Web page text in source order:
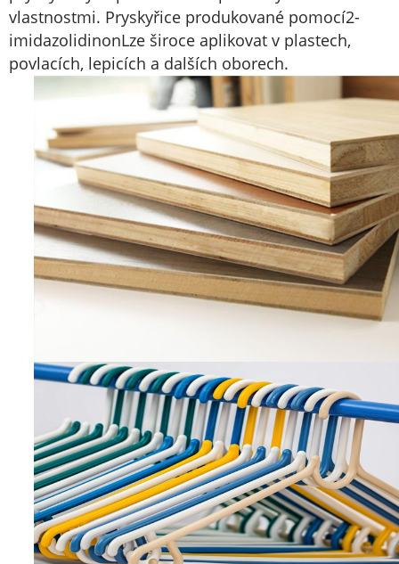
vlastnostmi. Pryskyřice produkované pomocí2-
imidazolidinonLze široce aplikovat v plastech,
povlacích, lepicích a dalších oborech.